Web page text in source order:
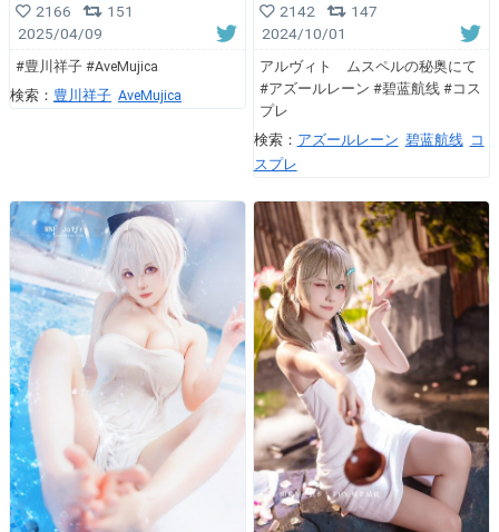
2166
151
2025/04/09
#豊川祥子 #AveMujica
検索： 豊川祥子 AveMujica
2142
147
2024/10/01
アルヴィト ムスペルの秘奥にて
#アズールレーン #碧蓝航线 #コス
プレ
検索： アズールレーン 碧蓝航线 コ
スプレ